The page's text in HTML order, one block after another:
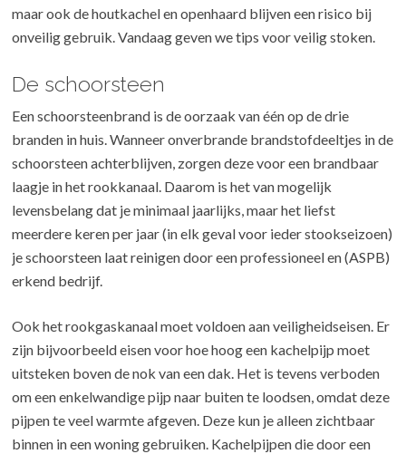
maar ook de houtkachel en openhaard blijven een risico bij
onveilig gebruik. Vandaag geven we tips voor veilig stoken.
De schoorsteen
Een schoorsteenbrand is de oorzaak van één op de drie
branden in huis. Wanneer onverbrande brandstofdeeltjes in de
schoorsteen achterblijven, zorgen deze voor een brandbaar
laagje in het rookkanaal. Daarom is het van mogelijk
levensbelang dat je minimaal jaarlijks, maar het liefst
meerdere keren per jaar (in elk geval voor ieder stookseizoen)
je schoorsteen laat reinigen door een professioneel en (ASPB)
erkend bedrijf.
Ook het rookgaskanaal moet voldoen aan veiligheidseisen. Er
zijn bijvoorbeeld eisen voor hoe hoog een kachelpijp moet
uitsteken boven de nok van een dak. Het is tevens verboden
om een enkelwandige pijp naar buiten te loodsen, omdat deze
pijpen te veel warmte afgeven. Deze kun je alleen zichtbaar
binnen in een woning gebruiken. Kachelpijpen die door een